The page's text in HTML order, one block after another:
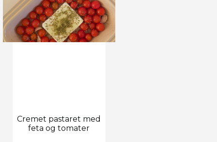
Cremet pastaret med
feta og tomater